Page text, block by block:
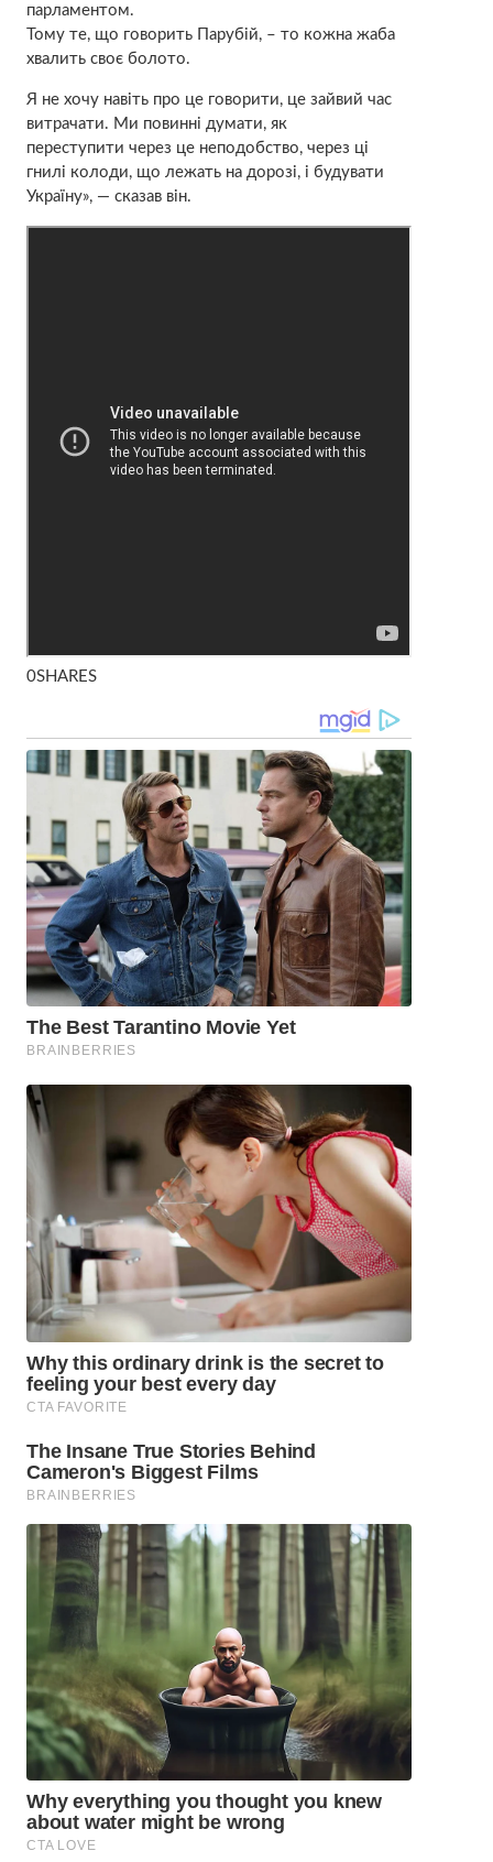
парламентом.
Тому те, що говорить Парубій, – то кожна жаба
хвалить своє болото.
Я не хочу навіть про це говорити, це зайвий час
витрачати. Ми повинні думати, як
переступити через це неподобство, через ці
гнилі колоди, що лежать на дорозі, і будувати
Україну», — сказав він.
0SHARES